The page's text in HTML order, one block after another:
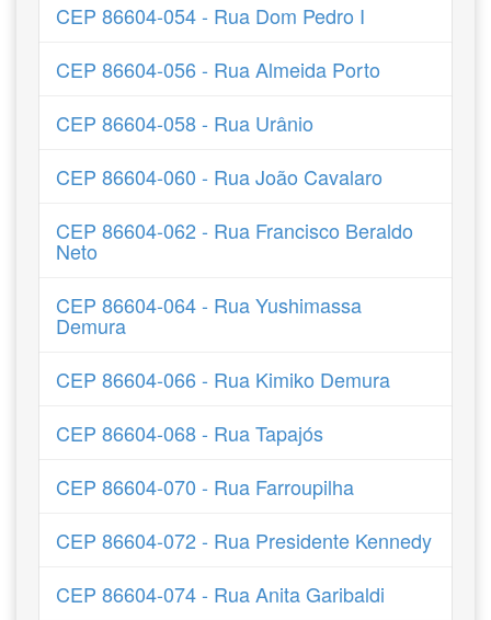
CEP 86604-054 - Rua Dom Pedro I
CEP 86604-056 - Rua Almeida Porto
CEP 86604-058 - Rua Urânio
CEP 86604-060 - Rua João Cavalaro
CEP 86604-062 - Rua Francisco Beraldo
Neto
CEP 86604-064 - Rua Yushimassa
Demura
CEP 86604-066 - Rua Kimiko Demura
CEP 86604-068 - Rua Tapajós
CEP 86604-070 - Rua Farroupilha
CEP 86604-072 - Rua Presidente Kennedy
CEP 86604-074 - Rua Anita Garibaldi